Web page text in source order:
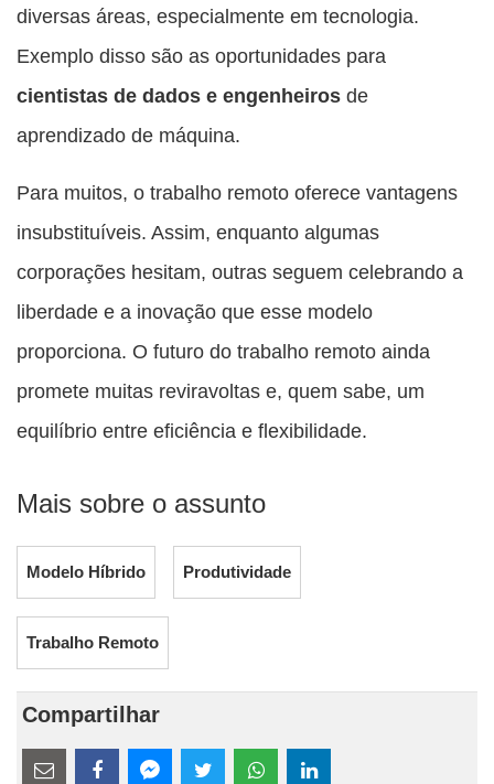
diversas áreas, especialmente em tecnologia.
Exemplo disso são as oportunidades para
cientistas de dados e engenheiros de
aprendizado de máquina.
Para muitos, o trabalho remoto oferece vantagens
insubstituíveis. Assim, enquanto algumas
corporações hesitam, outras seguem celebrando a
liberdade e a inovação que esse modelo
proporciona. O futuro do trabalho remoto ainda
promete muitas reviravoltas e, quem sabe, um
equilíbrio entre eficiência e flexibilidade.
Mais sobre o assunto
Modelo Híbrido Produtividade
Trabalho Remoto
Compartilhar
Estes